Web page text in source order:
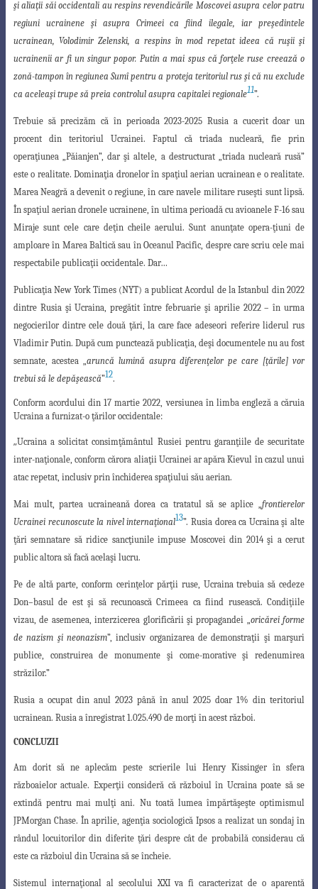
şi aliaţii săi occidentali au respins revendicările Moscovei asupra celor patru
regiuni ucrainene şi asupra Crimeei ca fiind ilegale, iar preşedintele
ucrainean, Volodimir Zelenski, a respins în mod repetat ideea că ruşii şi
ucrainenii ar fi un singur popor. Putin a mai spus că forţele ruse creează o
zonă-tampon în regiunea Sumî pentru a proteja teritoriul rus şi că nu exclude
ca aceleaşi trupe să preia controlul asupra capitalei regionale11”.
Trebuie să precizăm că în perioada2023-2025 Rusia a cucerit doar un
procentdin teritoriul Ucrainei. Faptul că triada nucleară, fie prin
operaţiunea „Păianjen”, dar şi altele, a destructurat „triada nucleară rusă”
este o realitate. Dominaţia dronelor în spaţiul aerian ucrainean e o realitate.
Marea Neagră a devenit o regiune, în care navele militare ruseşti sunt lipsă.
În spaţiul aerian dronele ucrainene, în ultima perioadă cu avioanele F-16 sau
Miraje sunt cele care deţin cheile aerului. Sunt anunţate opera-ţiuni de
amploare în Marea Baltică sau în Oceanul Pacific, despre care scriu cele mai
respectabile publicaţii occidentale. Dar…
Publicaţia New York Times (NYT) a publicat Acordul de la Istanbul din 2022
dintre Rusia şi Ucraina, pregătit între februarie şi aprilie 2022 – în urma
negocierilordintre cele două ţări, la care face adeseori referire liderul rus
Vladimir Putin. După cum punctează publicaţia, deşi documentele nu au fost
semnate, acestea „ aruncă lumină asupra diferenţelor pe care [ţările] vor
trebui să le depăşească”12.
Conform acordului din 17 martie 2022, versiunea în limba engleză a căruia
Ucraina a furnizat-o ţărilor occidentale:
„Ucraina a solicitat consimţământul Rusiei pentru garanţiile de securitate
inter-naţionale, conform cărora aliaţii Ucrainei ar apăra Kievul în cazul unui
atac repetat, inclusiv prin închiderea spaţiului său aerian.
Mai mult, partea ucraineană dorea ca tratatul să se aplice „frontierelor
Ucraineirecunoscute la nivel internaţional13”. Rusia dorea ca Ucraina şi alte
ţări semnatare să ridice sancţiunile impuse Moscovei din 2014 şi a cerut
public altora să facă acelaşi lucru.
Pe de altă parte, conform cerinţelor părţii ruse, Ucraina trebuia să cedeze
Don–basul de est şi să recunoască Crimeea ca fiind rusească. Condiţiile
vizau, de asemenea ,interzicerea glorificării şi propagandei „ oricărei forme
de nazism şi neonazism”, inclusiv organizarea de demonstraţii şi marşuri
publice, construirea de monumente şi come-morative şi redenumirea
străzilor.”
Rusia a ocupat din anul 2023 până în anul 2025 doar 1% din teritoriul
ucrainean. Rusia a înregistrat 1.025.490 de morţi în acest război.
CONCLUZII
Am dorit să ne aplecăm peste scrierile lui Henry Kissinger în sfera
războaieloractuale. Experţii consideră că războiul în Ucraina poate să se
extindă pentru maimulţi ani. Nu toată lumea împărtăşeşte optimismul
JPMorgan Chase. În aprilie, agenţia sociologică Ipsos a realizat un sondaj în
rândul locuitorilor din diferite ţări despre cât de probabilă considerau că
este ca războiul din Ucraina să se încheie.
Sistemul internaţional al secolului XXI va fi caracterizat de o aparentă